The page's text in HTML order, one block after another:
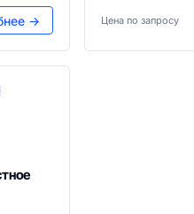
→ Цена по запросу